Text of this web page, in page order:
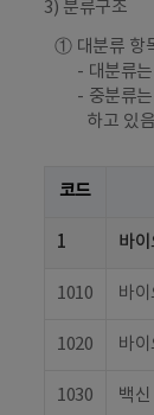
3) 분류구조
① 대분류 항
대분류
중분류
하고 있
코드
1 바
1010 바이
1020 바
1030 백신